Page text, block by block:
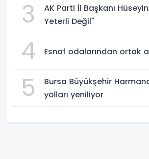
3
AK Parti İl Başkanı
Yeterli Değil"
4 Esnaf odalarından ortak
5
Bursa Büyükşehir
yolları yeniliyor